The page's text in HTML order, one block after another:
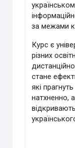
за межами
Курс є
різних
стане
які
натхненно,